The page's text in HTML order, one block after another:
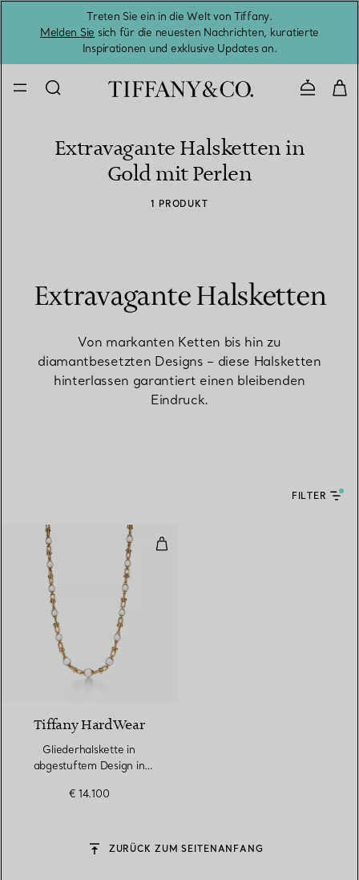
Treten Sie ein in die Welt von Tiffany.
Melden Sie sich für die neuesten Nachrichten, kuratierte
Inspirationen und exklusive Updates an.
Extravagante Halsketten in
Gold mit Perlen
1 PRODUKT
Extravagante Halsketten
Von markanten Ketten bis hin zu
diamantbesetzten Designs – diese Halsketten
hinterlassen garantiert einen bleibenden
Eindruck.
FILTER
Gliederhalskette in
Tiffany HardWear
Gliederhalskette in
abgestuftem Design in
Süßwasserperlen
€ 14.100
ZURÜCK ZUM SEITENANFANG